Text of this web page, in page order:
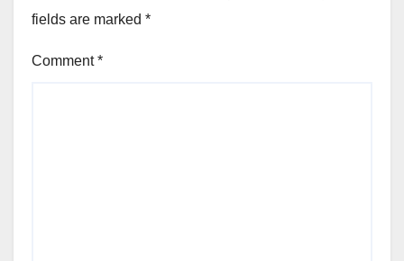
fields are marked *
Comment*